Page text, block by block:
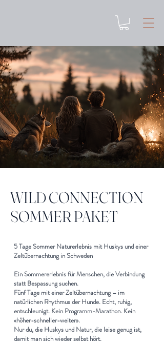
WILD CONNECTION
SOMMER PAKET
5 Tage Sommer Naturerlebnis mit Huskys und einer
Zeltübernachtung in Schweden
Ein Sommererlebnis für Menschen, die Verbindung
statt Bespassung suchen.
Fünf Tage mit einer Zeltübernachtung – im
natürlichen Rhythmus der Hunde. Echt, ruhig,
entschleunigt. Kein Programm-Marathon. Kein
«höher-schneller-weiter».
Nur du, die Huskys und Natur, die leise genug ist,
damit man sich wieder selbst hört.